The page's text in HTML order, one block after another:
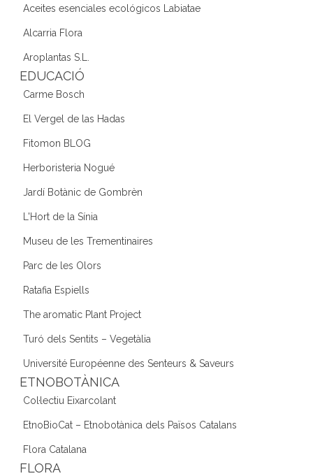
Aceites esenciales ecológicos Labiatae
Alcarria Flora
Aroplantas S.L.
EDUCACIÓ
Carme Bosch
El Vergel de las Hadas
Fitomon BLOG
Herboristeria Nogué
Jardí Botànic de Gombrèn
L'Hort de la Sínia
Museu de les Trementinaires
Parc de les Olors
Ratafia Espiells
The aromatic Plant Project
Turó dels Sentits – Vegetàlia
Université Européenne des Senteurs & Saveurs
ETNOBOTÀNICA
Col·lectiu Eixarcolant
EtnoBioCat – Etnobotànica dels Països Catalans
Flora Catalana
FLORA